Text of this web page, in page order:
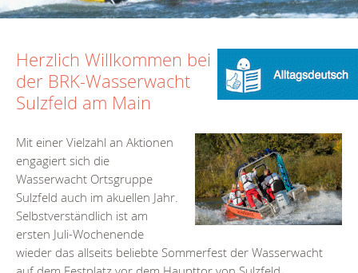
Herzlich Willkommen bei
der BRK-Wasserwacht
Sulzfeld am Main
Mit einer Vielzahl an Aktionen
engagiert sich die
Wasserwacht Ortsgruppe
Sulzfeld auch im akuellen Jahr.
Selbstverständlich ist am
ersten Juli-Wochenende
wieder das allseits beliebte Sommerfest der Wasserwacht